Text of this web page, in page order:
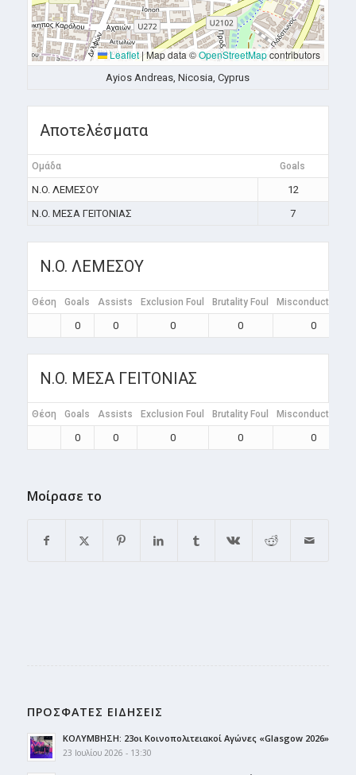
Leaflet|Map data ©OpenStreetMapcontributors
Ayios Andreas, Nicosia, Cyprus
Αποτελέσματα
Ομάδα Goals
N.O. ΛΕΜΕΣΟΥ
12
N.O. ΜΕΣΑ ΓΕΙΤΟΝΙΑΣ
7
N.O. ΛΕΜΕΣΟΥ
Θέση Goals Assists Exclusion Foul Brutality Foul Misconduct Foul
0 0 0 0 0
N.O. ΜΕΣΑ ΓΕΙΤΟΝΙΑΣ
Θέση Goals Assists Exclusion Foul Brutality Foul Misconduct Foul
0 0 0 0 0
Μοίρασε το
ΠΡΟΣΦΑΤΕΣ ΕΙΔΗΣΕΙΣ
ΚΟΛΥΜΒΗΣΗ: 23οι Κοινοπολιτειακοί Αγώνες «Glasgow 2026»
23 Ιουλίου 2026 - 13:30